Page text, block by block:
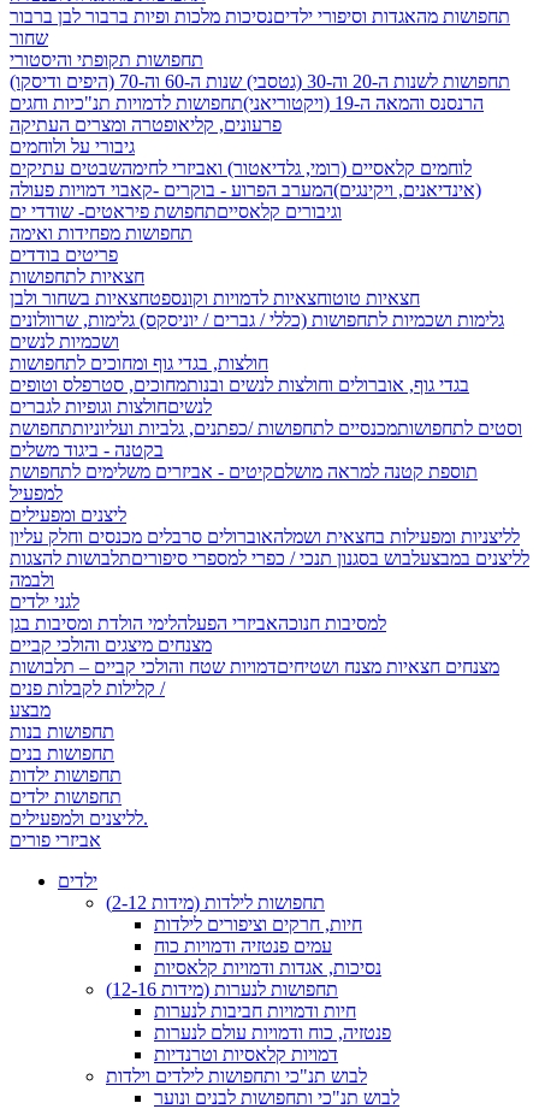
תחפושות מהאגדות וסיפורי ילדיםנסיכות מלכות ופיות ברבור לבן ברבור
שחור
תחפושות תקופתי והיסטורי
תחפושות לשנות ה-20 וה-30 (גטסבי)
שנות ה-60 וה-70 (היפים ודיסקו)
הרנסנס והמאה ה-19 (ויקטוריאני)
תחפושות לדמויות תנ"כיות וחגים
פרעונים, קליאופטרה ומצרים העתיקה
גיבורי על ולוחמים
לוחמים קלאסיים (רומי, גלדיאטור) ואביזרי לחימהשבטים עתיקים
(אינדיאנים, ויקינגים)המערב הפרוע - בוקרים -קאבוי דמויות פעולה
וגיבורים קלאסייםתחפושת פיראטים- שודדי ים
תחפושות מפחידות ואימה
פריטים בודדים
חצאיות לתחפושות
חצאיות טוטוחצאיות לדמויות וקונספטחצאיות בשחור ולבן
גלימות ושכמיות לתחפושות (כללי / גברים / יוניסקס) גלימות, שרוולונים
ושכמיות לנשים
חולצות, בגדי גוף ומחוכים לתחפושות
בגדי גוף, אוברולים וחולצות לנשים ובנותמחוכים, סטרפלס וטופים
לנשיםחולצות וגופיות לגברים
וסטים לתחפושותמכנסיים לתחפושות /כפתנים, גלביות ועליוניותתחפושת
בקטנה - ביגוד משלים
תוספת קטנה למראה מושלםקיטים - אביזרים משלימים לתחפושת
למפעיל
ליצנים ומפעילים
לליצניות ומפעילות בחצאית ושמלהאוברולים סרבלים מכנסים וחלק עליון
לליצנים במבצעלבוש בסגנון תנכי / כפרי למספרי סיפוריםתלבושות להצגות
ולבמה
לגני ילדים
למסיבות חנוכהאביזרי הפעלהלימי הולדת ומסיבות בגן
מצנחים מיצגים והולכי קביים
מצנחים חצאיות מצנח ושטיחיםדמויות שטח והולכי קביים – תלבושות
קלילות לקבלות פנים /
מבצע
תחפושות בנות
תחפושות בנים
תחפושות ילדות
תחפושות ילדים
לליצנים ולמפעילים.
אביזרי פורים
ילדים
תחפושות לילדות (מידות 2-12)
חיות, חרקים וציפורים לילדות
עמים פנטזיה ודמויות כוח
נסיכות, אגדות ודמויות קלאסיות
תחפושות לנערות (מידות 12-16)
חיות ודמויות חביבות לנערות
פנטזיה, כוח ודמויות עולם לנערות
דמויות קלאסיות וטרנדיות
לבוש תנ"כי ותחפושות לילדים וילדות
לבוש תנ"כי ותחפושות לבנים ונוער